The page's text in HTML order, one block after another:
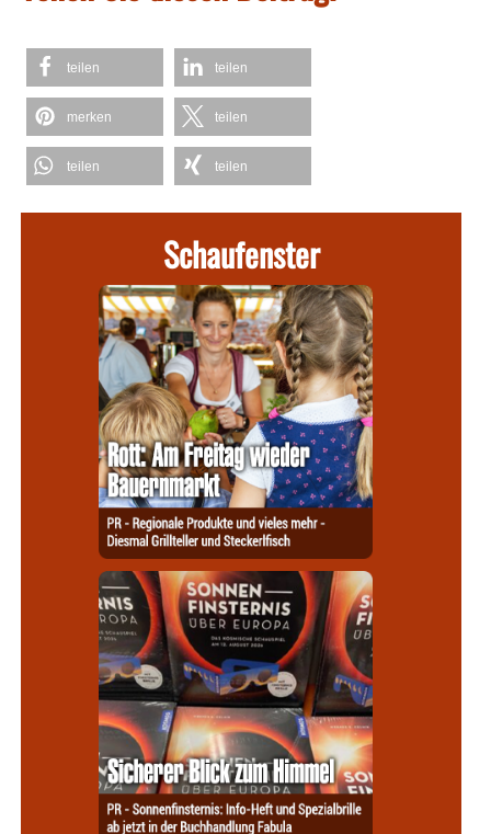
teilen teilen
merken teilen
teilen teilen
Schaufenster